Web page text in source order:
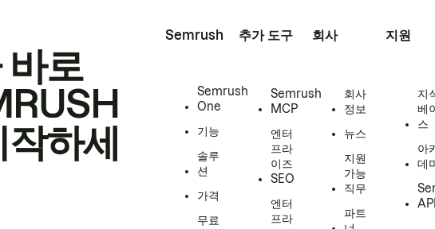
바로
작하세
Semrush
Semrush
One
기능
솔루
션
가격
무료
추가 도구
Semrush
MCP
엔터
프라
이즈
SEO
엔터
프라
회사
회사
정보
뉴스
지원
가능
직무
파트
지원
지
베
스
아
데